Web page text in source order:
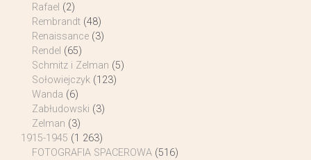
Rafael (2)
Rembrandt (48)
Renaissance (3)
Rendel (65)
Schmitz i Zelman (5)
Sołowiejczyk (123)
Wanda (6)
Zabłudowski (3)
Zelman (3)
1915-1945 (1 263)
FOTOGRAFIA SPACEROWA (516)